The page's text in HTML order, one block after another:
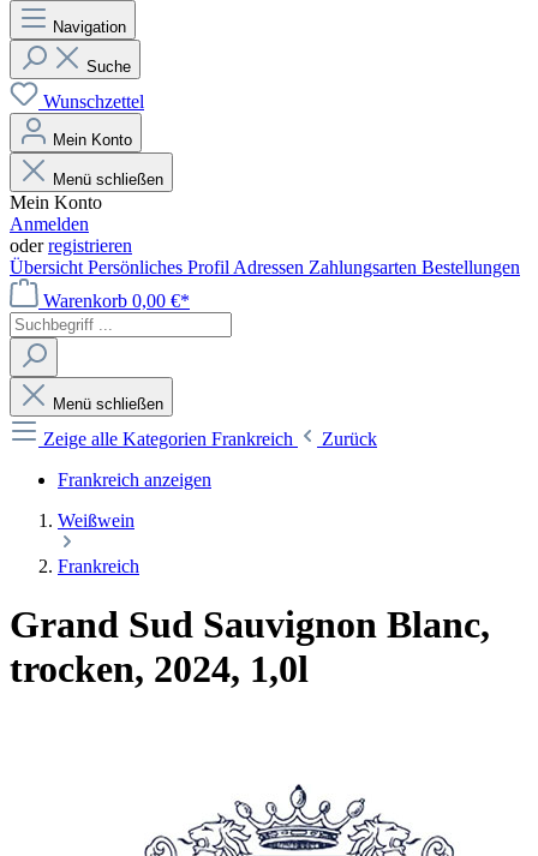
Navigation
Suche
Wunschzettel
Mein Konto
Menü schließen
Mein Konto
Anmelden
oderregistrieren
Übersicht Persönliches Profil Adressen Zahlungsarten Bestellungen
Warenkorb 0,00 €*
Menü schließen
Zeige alle Kategorien Frankreich
Zurück
Frankreich anzeigen
Weißwein
Frankreich
Grand Sud Sauvignon Blanc,
trocken, 2024, 1,0l